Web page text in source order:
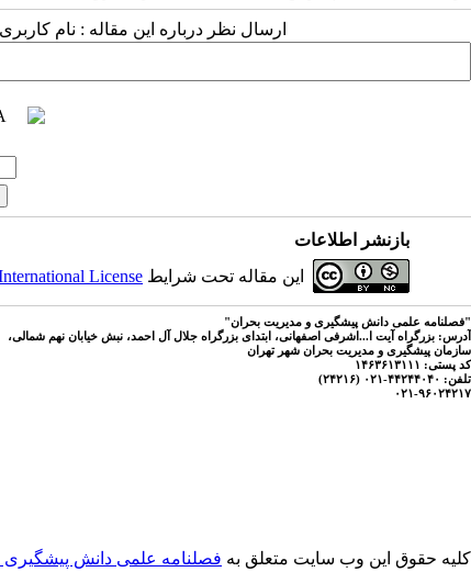
ارسال نظر درباره این مقاله : نام
بازنشر اطلاعات
این مقاله تحت شرایط License
"فصلنامه علمی دانش پیشگیری و مدیریت بحران"
آدرس: بزرگراه آیت ا...اشرفی اصفهانی، ابتدای بزرگراه جلال آل احمد، نبش خیابان نهم شمالی،
سازمان پیشگیری و مدیریت بحران شهر تهران
کد پستی: ۱۴۶۳۶۱۳۱۱۱
تلفن: ۴۴۲۴۴۰۴۰-۰۲۱ (۲۴۲۱۶)
۰۲۱-۹۶۰۲۴۲۱۷
کلیه حقوق این وب سایت متعلق به فصلنامه علمی دانش پیشگیری